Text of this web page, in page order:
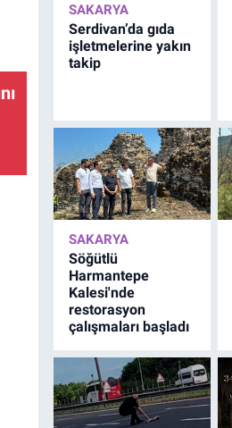
SAKARYA
Serdivan’da gıda
işletmelerine yakın
takip
SAKARYA
Söğütlü
Harmantepe
Kalesi'nde
restorasyon
çalışmaları başladı